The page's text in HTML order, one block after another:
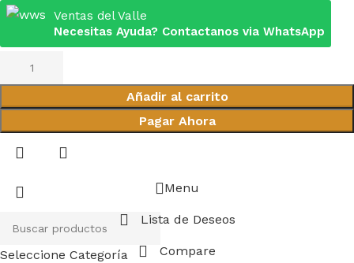
Ventas del Valle
Necesitas Ayuda? Contactanos via WhatsApp
Añadir al carrito
Pagar Ahora
Seleccione Categoría
Menu
Lista de Deseos
Compare